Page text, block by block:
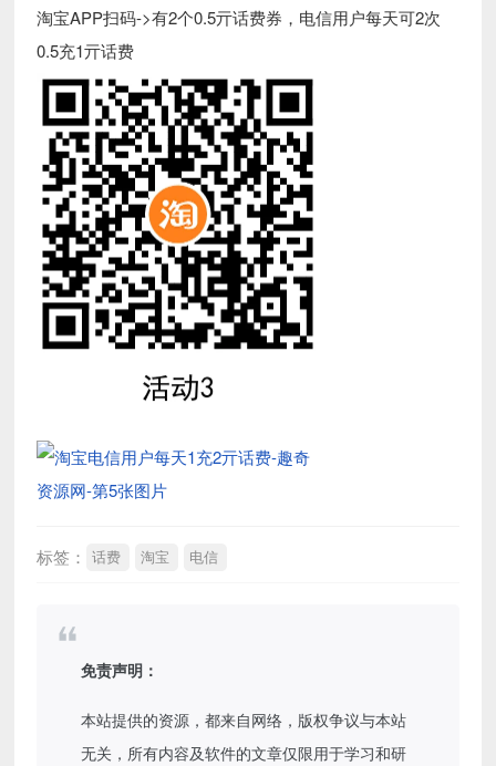
淘宝APP扫码->有2个0.5亓话费券，电信用户每天可2次
0.5充1亓话费
标签： 话费 淘宝 电信
免责声明：
本站提供的资源，都来自网络，版权争议与本站
无关，所有内容及软件的文章仅限用于学习和研